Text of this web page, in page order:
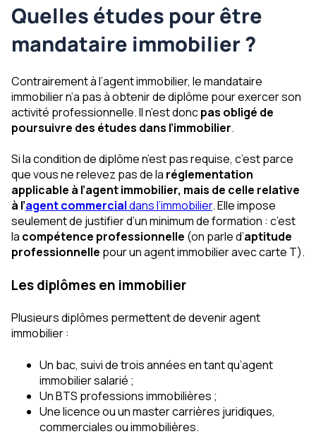
Quelles études pour être
mandataire immobilier ?
Contrairement à l’agent immobilier, le mandataire
immobilier n’a pas à obtenir de diplôme pour exercer son
activité professionnelle. Il n’est doncpas obligé de
poursuivre des études dans l’immobilier.
Si la condition de diplôme n’est pas requise, c’est parce
que vous ne relevez pas de la réglementation
applicable à l’agent immobilier, mais de celle relative
à l’agent commercialdans l’immobilier. Elle impose
seulement de justifier d’un minimum de formation : c’est
la compétence professionnelle (on parle d’aptitude
professionnelle pour un agent immobilier avec carte T).
Les diplômes en immobilier
Plusieurs diplômes permettent de devenir agent
immobilier :
Un bac, suivi de trois années en tant qu’agent
immobilier salarié ;
Un BTS professions immobilières ;
Une licence ou un master carrières juridiques,
commerciales ou immobilières.